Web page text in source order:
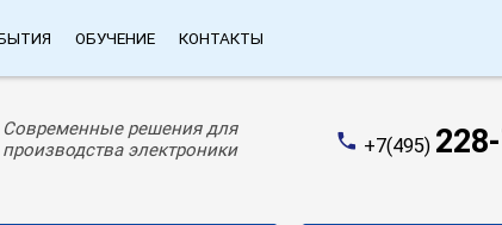
ОБУЧЕНИЕ КОНТАКТЫ
Современные решения для
производства электроники
phone +7(495)